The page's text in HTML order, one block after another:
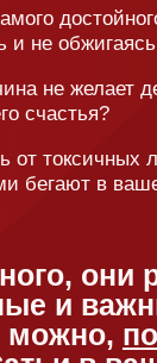
готов рассказать
Заполняй анкету!
анкету